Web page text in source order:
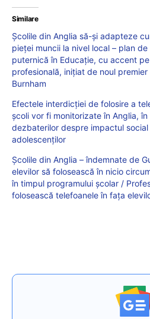
Similare
Școlile din Anglia să-și adapteze
pieței muncii la nivel local – plan
puternică în Educație, cu accent
profesională, inițiat de noul
Burnham
Efectele interdicției de folosire a
școli vor fi monitorizate în Anglia,
dezbaterilor despre impactul social
adolescenților
Școlile din Anglia – îndemnate de
elevilor să folosească în nicio
în timpul programului școlar /
folosească telefoanele în fața